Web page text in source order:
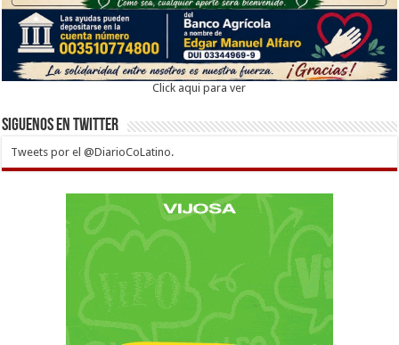
Click aqui para ver
Siguenos en twitter
Tweets por el @DiarioCoLatino.